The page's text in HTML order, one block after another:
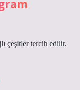
çeşitler tercih edilir.